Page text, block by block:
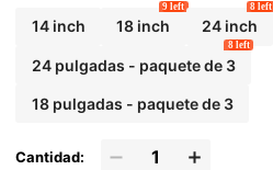
14 inch 18 inch
9 left
24 inch
8 left
24 pulgadas - paquete de 3
8 left
18 pulgadas - paquete de 3
Cantidad: